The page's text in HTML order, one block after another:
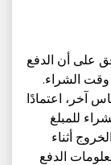
على أن الدفع
الشراء.
آخر، اعتمادًا
للمبلغ
أثناء
الدفع